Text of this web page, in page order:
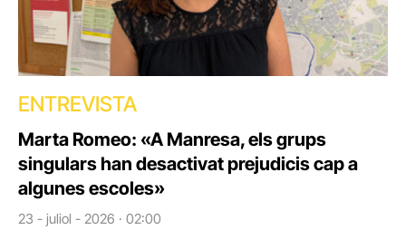
ENTREVISTA
Marta Romeo: «A Manresa, els grups
singulars han desactivat prejudicis cap a
algunes escoles»
23 - juliol - 2026 · 02:00